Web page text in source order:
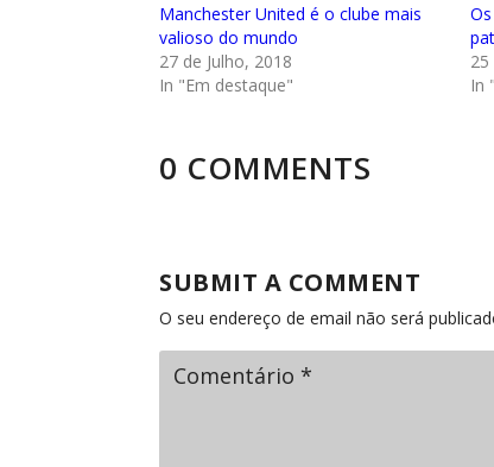
Manchester United é o clube mais
valioso do mundo
27 de Julho, 2018
In "Em destaque"
25
In
0 COMMENTS
SUBMIT A COMMENT
O seu endereço de email não será